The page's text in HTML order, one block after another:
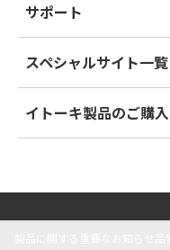
サポート
スペシャルサイト一覧
イトーキ製品のご購入